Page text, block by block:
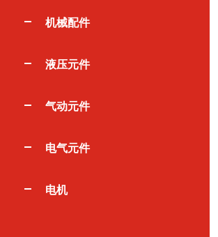
机械配件
液压元件
气动元件
电气元件
电机